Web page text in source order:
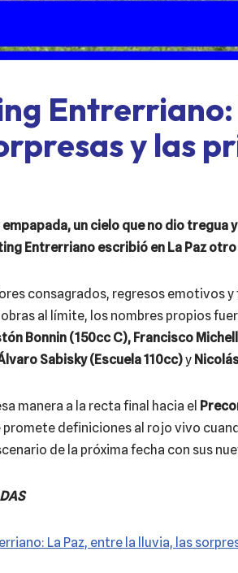
Entrerriano:
y las
un cielo que no dio
Entrerriano escribió en La Paz
consagrados, regresos emotivos
al límite, los nombres propios
Bonnin (150cc C), Francisco
Sabisky (Escuela 110cc)y
manera a la recta final hacia el
promete definiciones al rojo vivo
de la próxima fecha con sus
La Paz, entre la lluvia, las